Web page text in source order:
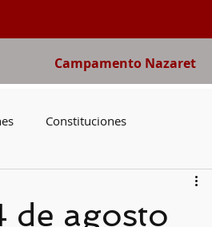
Campamento Nazaret
Constituciones
de agosto